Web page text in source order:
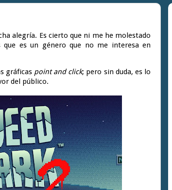
alegría. Es cierto que ni me he molestado
que es un género que no me interesa en
gráficas point and click; pero sin duda, es lo
del público.